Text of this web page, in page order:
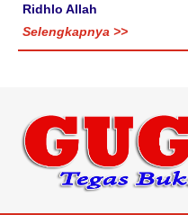
Ridhlo Allah
Selengkapnya >>